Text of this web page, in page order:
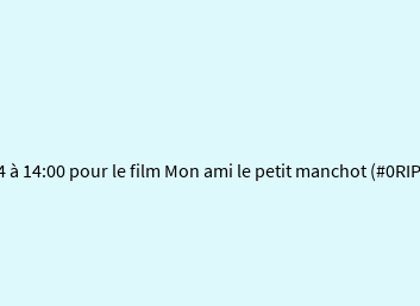
à 14:00 pour le film Mon ami le petit manchot